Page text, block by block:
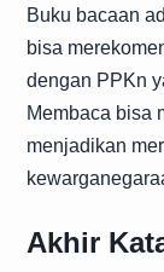
Buku bacaan
bisa
dengan PPKn
Membaca bisa
menjadikan
Akhir